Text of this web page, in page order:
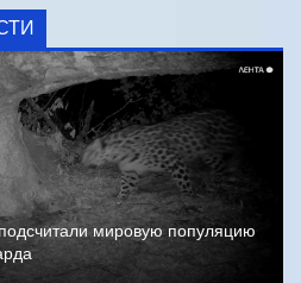
мировую популяцию